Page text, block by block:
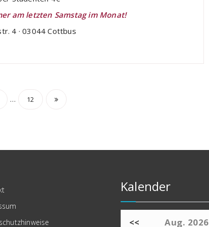
am letzten Samstag im Monat!
4 · 03044 Cottbus
… 12
Kalender
<< Aug. 2026